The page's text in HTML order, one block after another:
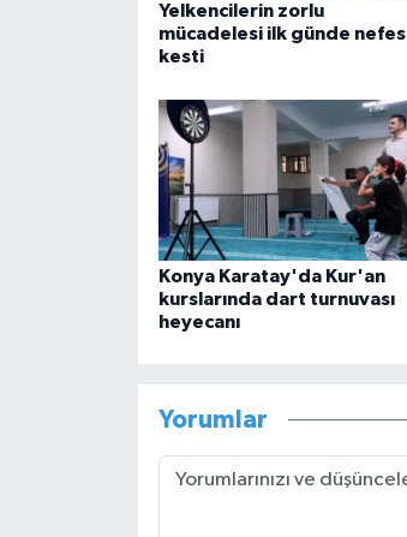
Yelkencilerin zorlu
mücadelesi ilk günde nefes
kesti
Konya Karatay'da Kur'an
kurslarında dart turnuvası
heyecanı
Yorumlar